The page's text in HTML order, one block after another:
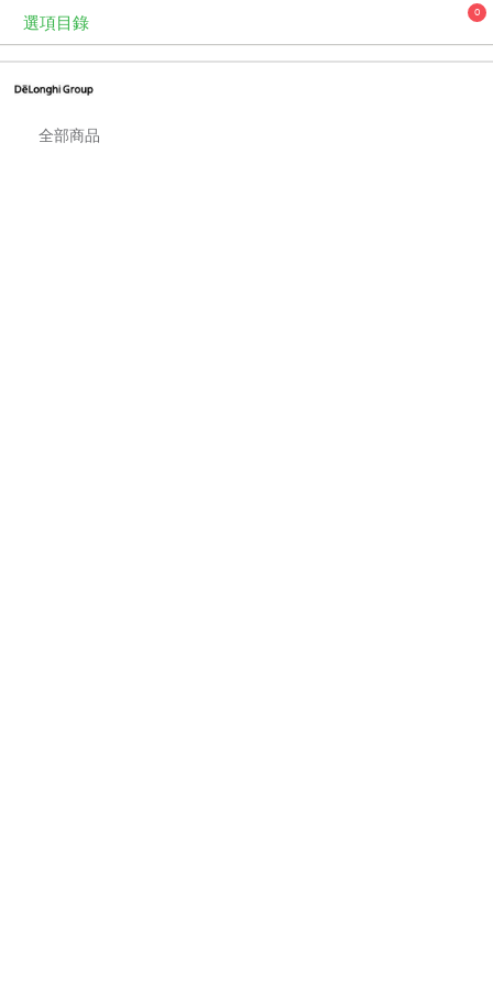
選項目錄
0
全部商品